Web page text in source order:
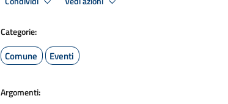
Categorie:
Comune Eventi
Argomenti: